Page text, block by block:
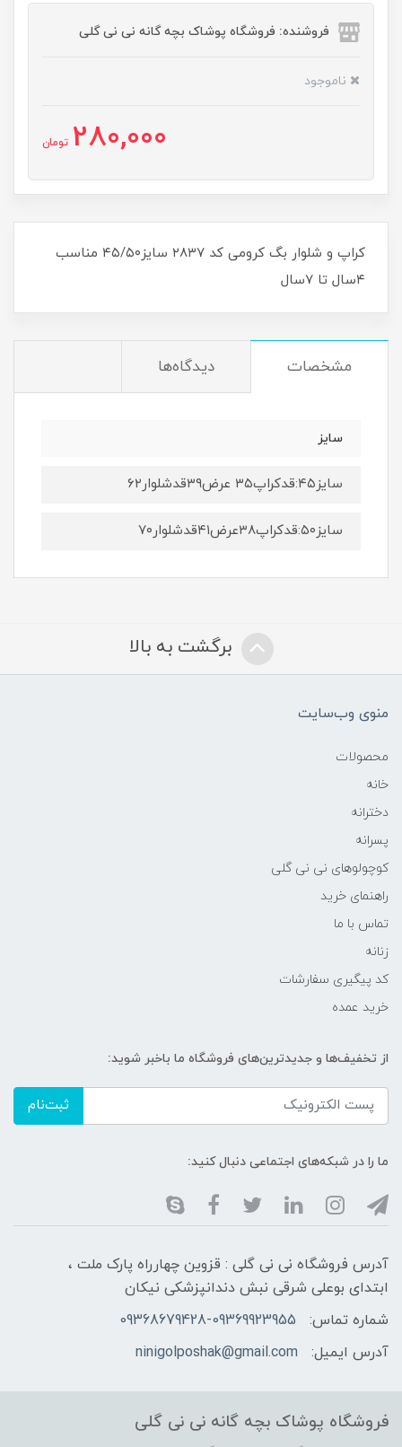
فروشنده: فروشگاه پوشاک بچه گانه نی نی گلی
ناموجود
280,000 تومان
کراپ و شلوار بگ کرومی کد ۲۸۳۷ سایز۴۵/۵۰ مناسب
۴سال تا ۷سال
مشخصات دیدگاه‌ها
سایز
سایز۴۵:قدکراپ۳۵ عرض۳۹قدشلوار۶۲
سایز۵۰:قدکراپ۳۸عرض۴۱قدشلوار۷۰
برگشت به بالا
منوی وب‌سایت
محصولات
خانه
دخترانه
پسرانه
کوچولوهای نی نی گلی
راهنمای خرید
تماس با ما
زنانه
کد پیگیری سفارشات
خرید عمده
از تخفیف‌ها و جدیدترین‌های فروشگاه ما باخبر شوید:
ثبت‌نام
ما را در شبکه‌های اجتماعی دنبال کنید:
آدرس فروشگاه نی نی گلی : قزوین چهارراه پارک ملت ،
ابتدای بوعلی شرقی نبش دندانپزشکی نیکان
شماره تماس:
09368679428-09369923955
آدرس ایمیل:
ninigolposhak@gmail.com
فروشگاه پوشاک بچه گانه نی نی گلی